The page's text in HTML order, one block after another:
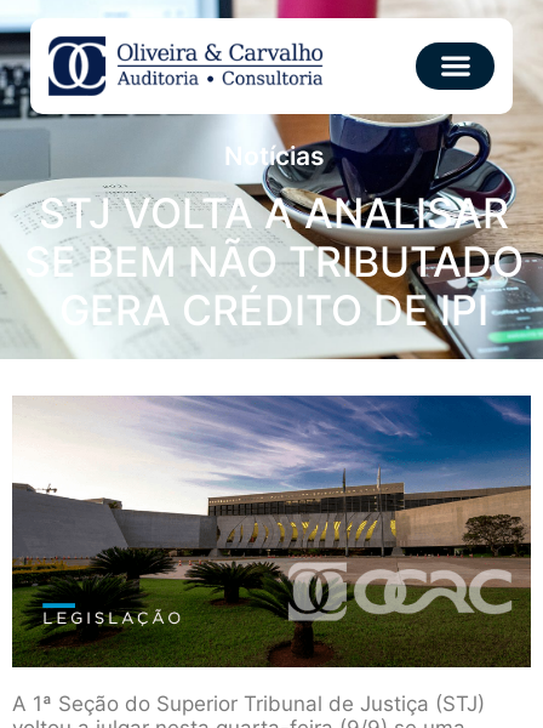
Notícias
STJ VOLTA A ANALISAR
SE BEM NÃO TRIBUTADO
GERA CRÉDITO DE IPI
A 1ª Seção do Superior Tribunal de Justiça (STJ)